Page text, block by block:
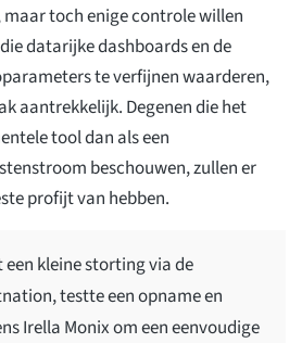
toch enige controle willen
datarijke dashboards en de
te verfijnen waarderen,
aantrekkelijk. Degenen die het
tool dan als een
beschouwen, zullen er
profijt van hebben.
een kleine storting via de
testte een opname en
Irella Monix om een eenvoudige